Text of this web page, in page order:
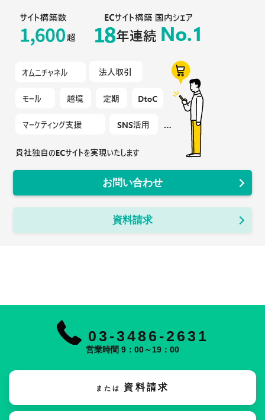
お問い合わせ
資料請求
03-3486-2631
営業時間 9：00～19：00
または 資料請求